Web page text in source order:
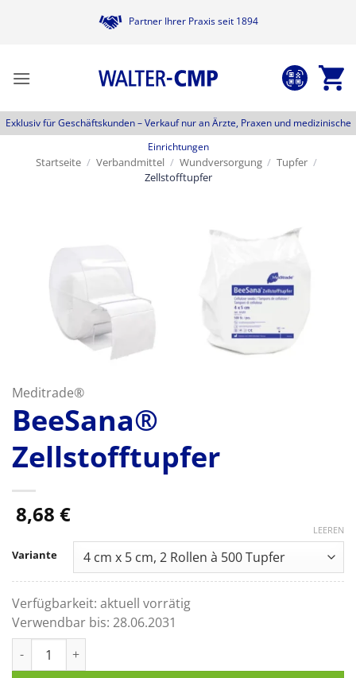
Partner Ihrer Praxis seit 1894
Exklusiv für Geschäftskunden –Verkauf nur an Ärzte, Praxen und medizinische
Einrichtungen
Startseite / Verbandmittel / Wundversorgung / Tupfer /
Zellstofftupfer
Meditrade®
BeeSana®
Zellstofftupfer
8,68 €
Variante
LEEREN
Verfügbarkeit: aktuell vorrätig
Verwendbar bis: 28.06.2031